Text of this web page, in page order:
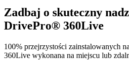
Zadbaj o skuteczny
DrivePro® 360Live
100% przejrzystości zainstalowanych
360Live wykonana na miejscu lub